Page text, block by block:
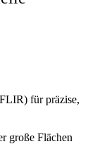
für präzise,
große Flächen